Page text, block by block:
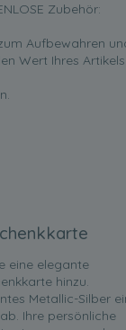
Zubehör:
Aufbewahren
Wert Ihres Artikels
eine elegante
hinzu.
Metallic-Silber
Ihre persönliche